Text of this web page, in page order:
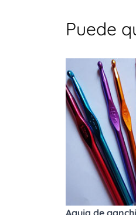
Puede